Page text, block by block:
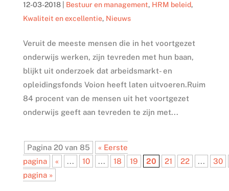
12-03-2018| Bestuur en management, HRM beleid,
Kwaliteit en excellentie, Nieuws
Veruit de meeste mensen die in het voortgezet
onderwijs werken, zijn tevreden met hun baan,
blijkt uit onderzoek dat arbeidsmarkt- en
opleidingsfonds Voion heeft laten uitvoeren.Ruim
84 procent van de mensen uit het voortgezet
onderwijs geeft aan tevreden te zijn met...
Pagina 20 van 85
« Eerste
pagina
« ... 10 ... 18 19 20 21 22 ...
30
pagina »